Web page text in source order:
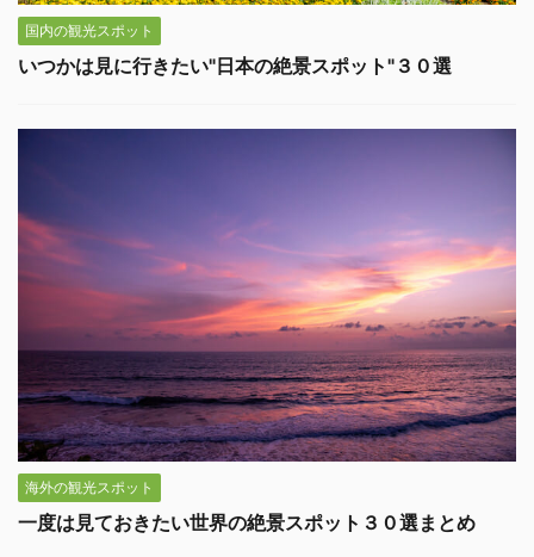
国内の観光スポット
いつかは見に行きたい"日本の絶景スポット"３０選
海外の観光スポット
一度は見ておきたい世界の絶景スポット３０選まとめ